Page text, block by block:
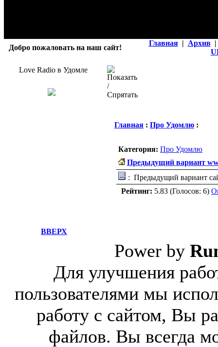
Добро пожаловать на наш сайт!
Главная | Архив |
Love Radio в Удомле
Главная : Про Удомлю :
Категория: Про Удомлю
Предыдущий вариант
: Предыдущий вариант
Рейтинг: 5.83 (Голосов: 6)
ВВЕРХ
Power by
Для улучшения
пользователями мы
работу с сайтом, Вы
файлов. Вы всегда